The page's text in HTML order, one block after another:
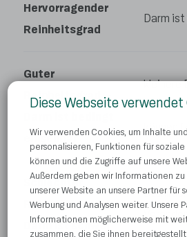
Diese Webseite verwendet
Wir verwenden Cookies, um Inhalte
personalisieren, Funktionen für
können und die Zugriffe auf unsere
Außerdem geben wir Informationen zu
unserer Website an unsere Partner für
Werbung und Analysen weiter. Unsere
Informationen möglicherweise mit
zusammen, die Sie ihnen
Hervorragender
Reinheitsgrad
Darm
Guter
Reinheitsgrad
–
einsehbar
kleinere
können
Schlechter
Reinheitsgrad–
Darm ist schwer